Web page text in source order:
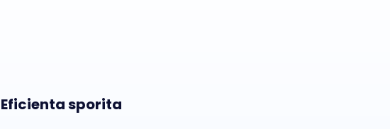
Eficienta sporita